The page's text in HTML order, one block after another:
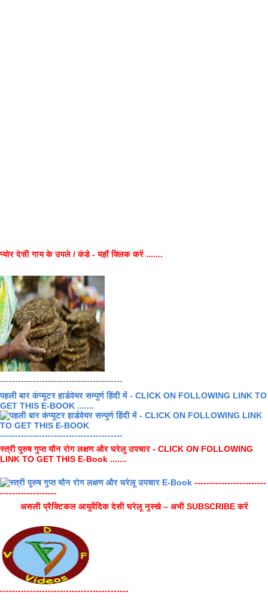
प्योर देसी गाय के उपले / कंडे - यहाँ क्लिक करें .......
-----------------------------------------
पहली बार कंप्यूटर हार्डवेयर सम्पुर्ण हिंदी में - CLICK ON FOLLOWING LINK TO
GET THIS E-BOOK .......
-----------------------------------------
स्त्री पुरुष गुप्त यौन रोग लक्षण और घरेलू उपचार - CLICK ON FOLLOWING
LINK TO GET THIS E-Book .......
------------------------
-------------------
असली प्रैक्टिकल आयुर्वेदिक देसी घरेलू नुस्खे – अभी SUBSCRIBE करें
-------------------------------------------